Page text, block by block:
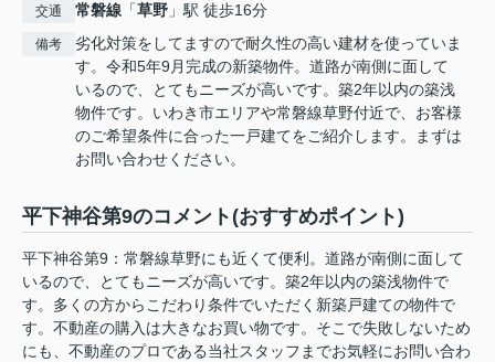
交通 常磐線 「草野 」駅 徒歩16分
備考
劣化対策をしてますので耐久性の高い建材を使っていま
す。令和5年9月完成の新築物件。道路が南側に面して
いるので、とてもニーズが高いです。築2年以内の築浅
物件です。いわき市エリアや常磐線草野付近で、お客様
のご希望条件に合った一戸建てをご紹介します。まずは
お問い合わせください。
平下神谷第9のコメント(おすすめポイント)
平下神谷第9：常磐線草野にも近くて便利。道路が南側に面して
いるので、とてもニーズが高いです。築2年以内の築浅物件で
す。多くの方からこだわり条件でいただく新築戸建ての物件で
す。不動産の購入は大きなお買い物です。そこで失敗しないため
にも、不動産のプロである当社スタッフまでお気軽にお問い合わ